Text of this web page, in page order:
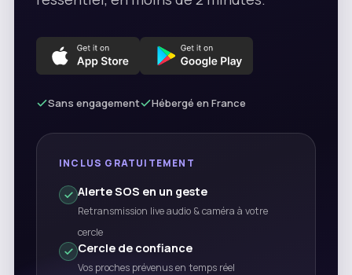
Sans engagement Hébergé en France
INCLUS GRATUITEMENT
Alerte SOS en un geste
Retransmission live audio & caméra à votre
cercle
Cercle de confiance
Vos proches prévenus en temps réel